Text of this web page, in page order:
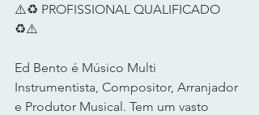
⚠️♻️ PROFISSIONAL QUALIFICADO
♻️⚠️
Ed Bento é Músico Multi
Instrumentista, Compositor, Arranjador
e Produtor Musical. Tem um vasto